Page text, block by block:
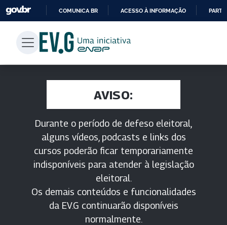
PARA
CONTEÚDO
COMUNICA BR ACESSO À INFORMAÇÃO
AVISO:
Durante o período de defeso eleitoral,
alguns vídeos, podcasts e links dos
cursos poderão ficar temporariamente
indisponíveis para atender à legislação
eleitoral.
Os demais conteúdos e funcionalidades
da EV.G continuarão disponíveis
normalmente.